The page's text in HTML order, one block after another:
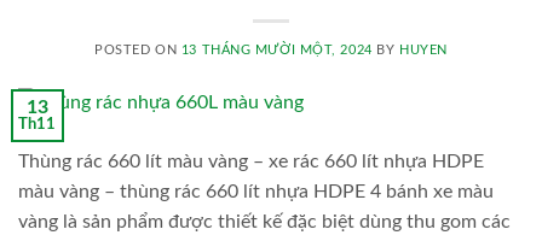
POSTED ON 13 THÁNG MƯỜI MỘT, 2024 BY HUYEN
13
Th11
Thùng rác 660 lít màu vàng – xe rác 660 lít nhựa HDPE
màu vàng – thùng rác 660 lít nhựa HDPE 4 bánh xe màu
vàng là sản phẩm được thiết kế đặc biệt dùng thu gom các